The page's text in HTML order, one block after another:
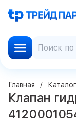
Главная Каталог
Клапан